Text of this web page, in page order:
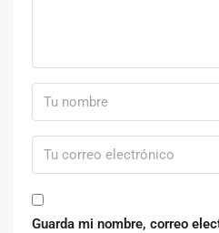
Guarda mi nombre, correo